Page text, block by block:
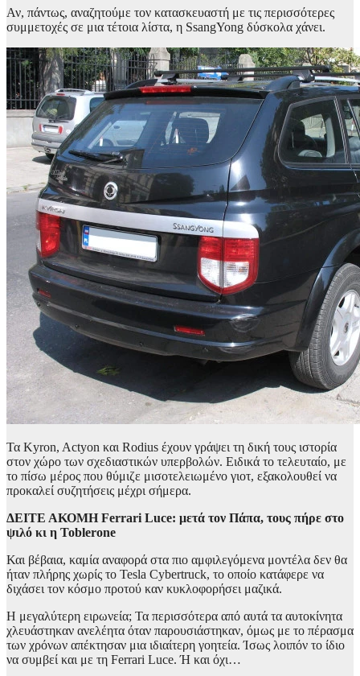
Αν, πάντως, αναζητούμε τον κατασκευαστή με τις περισσότερες
συμμετοχές σε μια τέτοια λίστα, η SsangYong δύσκολα χάνει.
Τα Kyron, Actyon και Rodius έχουν γράψει τη δική τους ιστορία
στον χώρο των σχεδιαστικών υπερβολών. Ειδικά το τελευταίο, με
το πίσω μέρος που θύμιζε μισοτελειωμένο γιοτ, εξακολουθεί να
προκαλεί συζητήσεις μέχρι σήμερα.
ΔΕΙΤΕ ΑΚΟΜΗ Ferrari Luce: μετά τον Πάπα, τους πήρε στο
ψιλό κι η Toblerone
Και βέβαια, καμία αναφορά στα πιο αμφιλεγόμενα μοντέλα δεν θα
ήταν πλήρης χωρίς το Tesla Cybertruck, το οποίο κατάφερε να
διχάσει τον κόσμο προτού καν κυκλοφορήσει μαζικά.
Η μεγαλύτερη ειρωνεία; Τα περισσότερα από αυτά τα αυτοκίνητα
χλευάστηκαν ανελέητα όταν παρουσιάστηκαν, όμως με το πέρασμα
των χρόνων απέκτησαν μια ιδιαίτερη γοητεία. Ίσως λοιπόν το ίδιο
να συμβεί και με τη Ferrari Luce. Ή και όχι…